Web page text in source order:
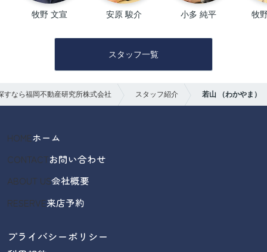
牧野 文宣 安原 駿介 小多 純平 牧
スタッフ一覧
すなら福岡不動産研究所株式会社 スタッフ紹介 若山 （わかやま）
HOMEホーム
CONTACTお問い合わせ
ABOUT US会社概要
RESERVE来店予約
プライバシーポリシー